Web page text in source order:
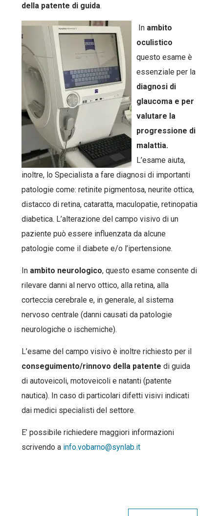
della patente di guida.
In ambito
oculistico
questo esame è
essenziale per la
diagnosi di
glaucoma e per
valutare la
progressione di
malattia.
L’esame aiuta,
inoltre, lo Specialista a fare diagnosi di importanti
patologie come: retinite pigmentosa, neurite ottica,
distacco di retina, cataratta, maculopatie, retinopatia
diabetica. L’alterazione del campo visivo di un
paziente può essere influenzata da alcune
patologie come il diabete e/o l’ipertensione.
In ambito neurologico, questo esame consente di
rilevare danni al nervo ottico, alla retina, alla
corteccia cerebrale e, in generale, al sistema
nervoso centrale (danni causati da patologie
neurologiche o ischemiche).
L’esame del campo visivo è inoltre richiesto per il
conseguimento/rinnovo della patente di guida
di autoveicoli, motoveicoli e natanti (patente
nautica). In caso di particolari difetti visivi indicati
dai medici specialisti del settore.
E’ possibile richiedere maggiori informazioni
scrivendo a info.vobarno@synlab.it